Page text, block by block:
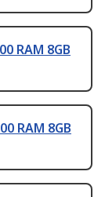
RAM 8GB
RAM 8GB